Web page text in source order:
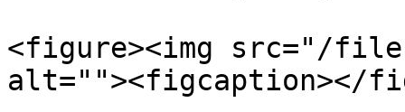
<figure><img src="/files/